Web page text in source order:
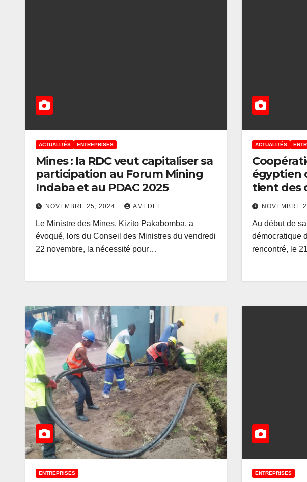
ACTUALITÉS ENTREPRISES
Mines : la RDC veut capitaliser sa
participation au Forum Mining
Indaba et au PDAC 2025
NOVEMBRE 25, 2024 AMEDEE
Le Ministre des Mines, Kizito Pakabomba, a
évoqué, lors du Conseil des Ministres du vendredi
22 novembre, la nécessité pour…
ACTUALITÉS
égyptien
tient des
Kinshasa
NOVEMBRE
Au début de
démocratique
rencontré, le
ENTREPRISES ENTREPRISES
ACTUALITÉS
capital
sociétés
attendu